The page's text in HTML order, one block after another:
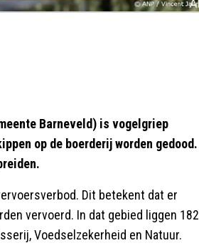
Barneveld) is vogelgriep
op de boerderij worden gedood.
Dit betekent dat er
vervoerd. In dat gebied liggen 182
Voedselzekerheid en Natuur.